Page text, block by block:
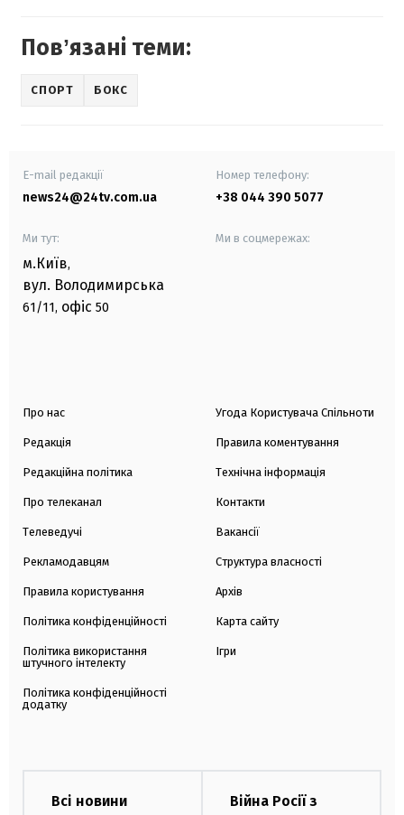
Повʼязані теми:
СПОРТ БОКС
E-mail редакції
news24@24tv.com.ua
Номер телефону:
+38 044 390 5077
Ми тут:
м.Київ,
вул. Володимирська
61/11, офіс 50
Ми в соцмережах:
Про нас
Редакція
Редакційна політика
Про телеканал
Телеведучі
Рекламодавцям
Правила користування
Політика конфіденційності
Політика використання
штучного інтелекту
Політика конфіденційності
додатку
Угода Користувача Спільноти
Правила коментування
Технічна інформація
Контакти
Вакансії
Структура власності
Архів
Карта сайту
Ігри
Всі новини
Війна Росії з